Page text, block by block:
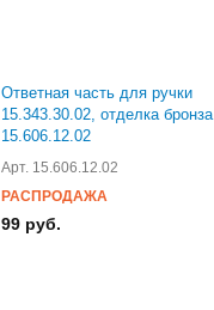
Ответная часть для ручки
15.343.30.02, отделка бронза
15.606.12.02
Арт. 15.606.12.02
РАСПРОДАЖА
99 руб.